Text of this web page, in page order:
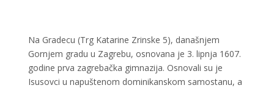
Na Gradecu (Trg Katarine Zrinske 5), današnjem
Gornjem gradu u Zagrebu, osnovana je 3. lipnja 1607.
godine prva zagrebačka gimnazija. Osnovali su je
Isusovci u napuštenom dominikanskom samostanu, a